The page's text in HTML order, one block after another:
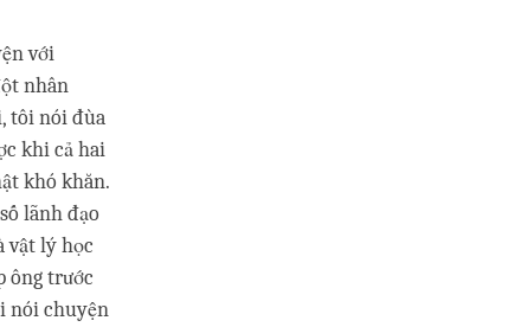
với
nhân
tôi nói đùa
khi cả hai
khó khăn.
lãnh đạo
vật lý học
ông trước
nói chuyện